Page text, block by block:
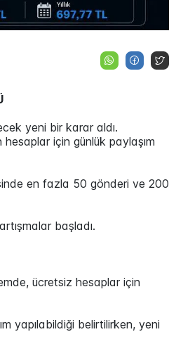
yeni bir karar aldı.
için günlük paylaşım
en fazla 50 gönderi ve 200
başladı.
ücretsiz hesaplar için
yapılabildiği belirtilirken, yeni